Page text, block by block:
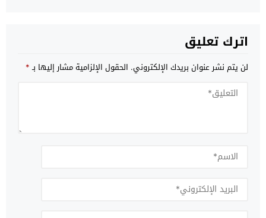
اترك تعليق
لن يتم نشر عنوان بريدك الإلكتروني. الحقول الإلزامية مشار إليها بـ*